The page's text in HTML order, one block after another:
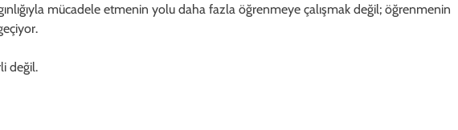
mücadele etmenin yolu daha fazla öğrenmeye çalışmak değil; öğrenmenin
değil.